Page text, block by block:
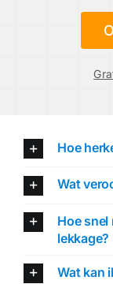
Hoe
Wat
Hoe snel
lekkage?
Wat kan